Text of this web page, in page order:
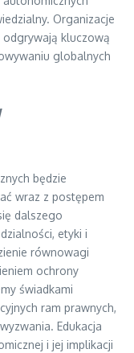
Organizacje
odgrywają kluczową
globalnych
będzie
wraz z postępem
dalszego
etyki i
równowagi
ochrony
świadkami
ram prawnych,
Edukacja
i jej implikacji